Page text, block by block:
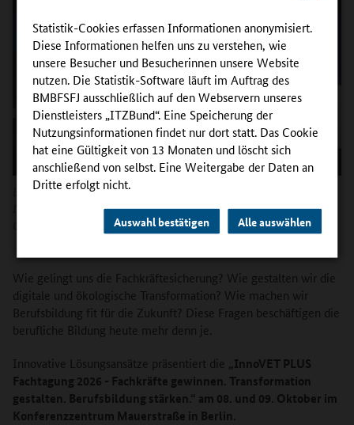
Statistik-Cookies erfassen Informationen anonymisiert.
Diese Informationen helfen uns zu verstehen, wie
unsere Besucher und Besucherinnen unsere Website
nutzen. Die Statistik-Software läuft im Auftrag des
BMBFSFJ ausschließlich auf den Webservern unseres
Dienstleisters „ITZBund“. Eine Speicherung der
Nutzungsinformationen findet nur dort statt. Das Cookie
hat eine Gültigkeit von 13 Monaten und löscht sich
anschließend von selbst. Eine Weitergabe der Daten an
Dritte erfolgt nicht.
Auswahl bestätigen Alle auswählen
Bei der InnoVET-Fachkonferenz fiel der offizielle Startschuss für die neuen
InnoVET PLUS-Projekte.
Bundesinstitut für Berufsbildung/Ralf Rühmeier
Wie gelingt uns die Fachkräftesicherung? Wie gestalten wir die
digitale und ökologische Transformation? Wie machen wir
Berufsbildung fit für die Zukunft? Diese Fragen beschäftigen die
berufliche Bildung heute mehr denn je.
Innovative Lösungsansätze präsentiert die „InnoVET PLUS
Fachtagung 2026 - Fachkräfte gewinnen. Transformation
gestalten. Berufsbildung stärken.“ am 08. und 09. Oktober im
Konferenzzentrum Mauerstraße in Berlin.